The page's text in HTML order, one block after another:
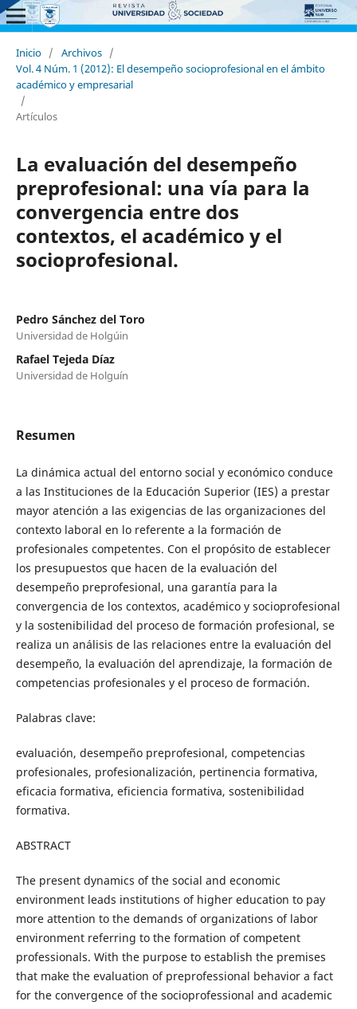
Inicio / Archivos /
Vol. 4 Núm. 1 (2012): El desempeño socioprofesional en el ámbito
académico y empresarial
/
Artículos
La evaluación del desempeño
preprofesional: una vía para la
convergencia entre dos
contextos, el académico y el
socioprofesional.
Pedro Sánchez del Toro
Universidad de Holgúin
Rafael Tejeda Díaz
Universidad de Holguín
Resumen
La dinámica actual del entorno social y económico conduce
a las Instituciones de la Educación Superior (IES) a prestar
mayor atención a las exigencias de las organizaciones del
contexto laboral en lo referente a la formación de
profesionales competentes. Con el propósito de establecer
los presupuestos que hacen de la evaluación del
desempeño preprofesional, una garantía para la
convergencia de los contextos, académico y socioprofesional
y la sostenibilidad del proceso de formación profesional, se
realiza un análisis de las relaciones entre la evaluación del
desempeño, la evaluación del aprendizaje, la formación de
competencias profesionales y el proceso de formación.
Palabras clave:
evaluación, desempeño preprofesional, competencias
profesionales, profesionalización, pertinencia formativa,
eficacia formativa, eficiencia formativa, sostenibilidad
formativa.
ABSTRACT
The present dynamics of the social and economic
environment leads institutions of higher education to pay
more attention to the demands of organizations of labor
environment referring to the formation of competent
professionals. With the purpose to establish the premises
that make the evaluation of preprofessional behavior a fact
for the convergence of the socioprofessional and academic